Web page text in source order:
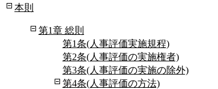
本則
第1章 総則
第1条(人事評価実施規程)
第2条(人事評価の実施権者)
第3条(人事評価の実施の除外)
第4条(人事評価の方法)